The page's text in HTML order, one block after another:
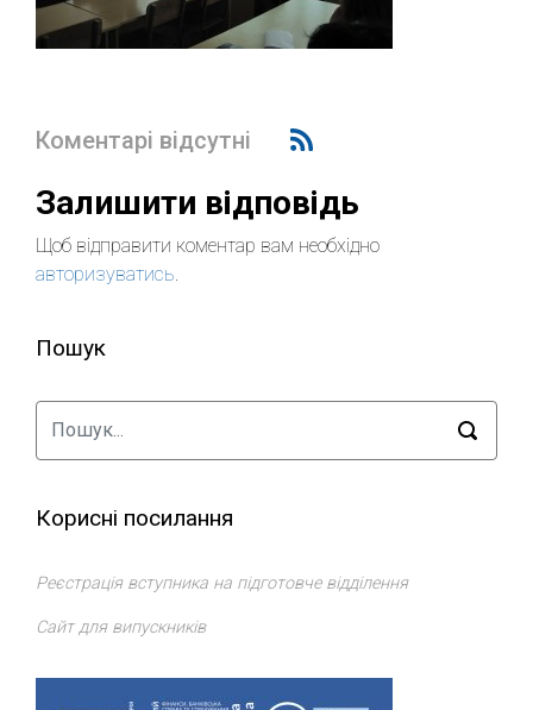
Коментарі відсутні
Залишити відповідь
Щоб відправити коментар вам необхідно
авторизуватись.
Пошук
Корисні посилання
Реєстрація вступника на підготовче відділення
Сайт для випускників